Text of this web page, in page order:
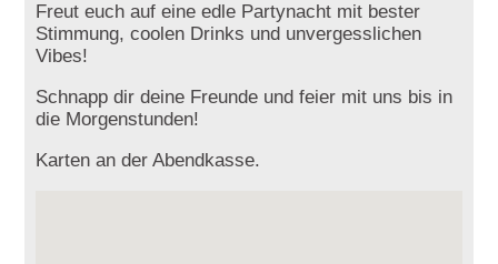
Freut euch auf eine edle Partynacht mit bester
Stimmung, coolen Drinks und unvergesslichen
Vibes!
Schnapp dir deine Freunde und feier mit uns bis in
die Morgenstunden!
Karten an der Abendkasse.